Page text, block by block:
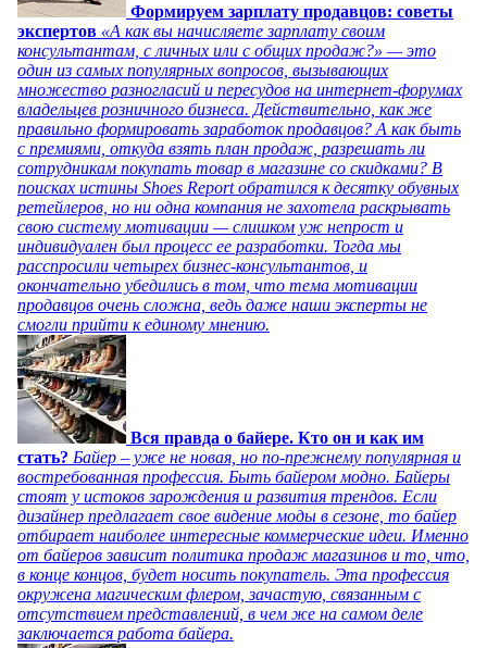
Формируем зарплату продавцов: советы
экспертов «А как вы начисляете зарплату своим
консультантам, с личных или с общих продаж?» — это
один из самых популярных вопросов, вызывающих
множество разногласий и пересудов на интернет-форумах
владельцев розничного бизнеса. Действительно, как же
правильно формировать заработок продавцов? А как быть
с премиями, откуда взять план продаж, разрешать ли
сотрудникам покупать товар в магазине со скидками? В
поисках истины Shoes Report обратился к десятку обувных
ретейлеров, но ни одна компания не захотела раскрывать
свою систему мотивации — слишком уж непрост и
индивидуален был процесс ее разработки. Тогда мы
расспросили четырех бизнес-консультантов, и
окончательно убедились в том, что тема мотивации
продавцов очень сложна, ведь даже наши эксперты не
смогли прийти к единому мнению.
Вся правда о байере. Кто он и как им
стать? Байер – уже не новая, но по-прежнему популярная и
востребованная профессия. Быть байером модно. Байеры
стоят у истоков зарождения и развития трендов. Если
дизайнер предлагает свое видение моды в сезоне, то байер
отбирает наиболее интересные коммерческие идеи. Именно
от байеров зависит политика продаж магазинов и то, что,
в конце концов, будет носить покупатель. Эта профессия
окружена магическим флером, зачастую, связанным с
отсутствием представлений, в чем же на самом деле
заключается работа байера.